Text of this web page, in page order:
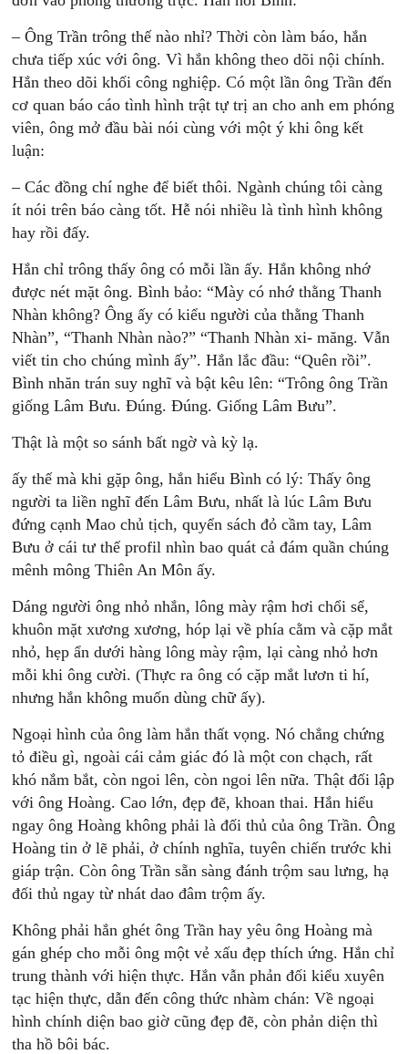
– Ông Trần trông thế nào nhỉ? Thời còn làm báo, hắn
chưa tiếp xúc với ông. Vì hắn không theo dõi nội chính.
Hắn theo dõi khối công nghiệp. Có một lần ông Trần đến
cơ quan báo cáo tình hình trật tự trị an cho anh em phóng
viên, ông mở đầu bài nói cùng với một ý khi ông kết
luận:
– Các đồng chí nghe để biết thôi. Ngành chúng tôi càng
ít nói trên báo càng tốt. Hễ nói nhiều là tình hình không
hay rồi đấy.
Hắn chỉ trông thấy ông có mỗi lần ấy. Hắn không nhớ
được nét mặt ông. Bình bảo: “Mày có nhớ thằng Thanh
Nhàn không? Ông ấy có kiểu người của thằng Thanh
Nhàn”, “Thanh Nhàn nào?” “Thanh Nhàn xi- măng. Vẫn
viết tin cho chúng mình ấy”. Hắn lắc đầu: “Quên rồi”.
Bình nhăn trán suy nghĩ và bật kêu lên: “Trông ông Trần
giống Lâm Bưu. Đúng. Đúng. Giống Lâm Bưu”.
Thật là một so sánh bất ngờ và kỳ lạ.
ấy thế mà khi gặp ông, hắn hiểu Bình có lý: Thấy ông
người ta liền nghĩ đến Lâm Bưu, nhất là lúc Lâm Bưu
đứng cạnh Mao chủ tịch, quyển sách đỏ cầm tay, Lâm
Bưu ở cái tư thế profil nhìn bao quát cả đám quần chúng
mênh mông Thiên An Môn ấy.
Dáng người ông nhỏ nhắn, lông mày rậm hơi chổi sể,
khuôn mặt xương xương, hóp lại về phía cằm và cặp mắt
nhỏ, hẹp ẩn dưới hàng lông mày rậm, lại càng nhỏ hơn
mỗi khi ông cười. (Thực ra ông có cặp mắt lươn ti hí,
nhưng hắn không muốn dùng chữ ấy).
Ngoại hình của ông làm hắn thất vọng. Nó chẳng chứng
tỏ điều gì, ngoài cái cảm giác đó là một con chạch, rất
khó nắm bắt, còn ngoi lên, còn ngoi lên nữa. Thật đối lập
với ông Hoàng. Cao lớn, đẹp đẽ, khoan thai. Hắn hiểu
ngay ông Hoàng không phải là đối thủ của ông Trần. Ông
Hoàng tin ở lẽ phải, ở chính nghĩa, tuyên chiến trước khi
giáp trận. Còn ông Trần sẵn sàng đánh trộm sau lưng, hạ
đối thủ ngay từ nhát dao đâm trộm ấy.
Không phải hắn ghét ông Trần hay yêu ông Hoàng mà
gán ghép cho mỗi ông một vẻ xấu đẹp thích ứng. Hắn chỉ
trung thành với hiện thực. Hắn vẫn phản đối kiểu xuyên
tạc hiện thực, dẫn đến công thức nhàm chán: Về ngoại
hình chính diện bao giờ cũng đẹp đẽ, còn phản diện thì
tha hồ bôi bác.